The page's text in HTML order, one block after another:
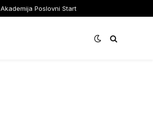
Akademija Poslovni Start